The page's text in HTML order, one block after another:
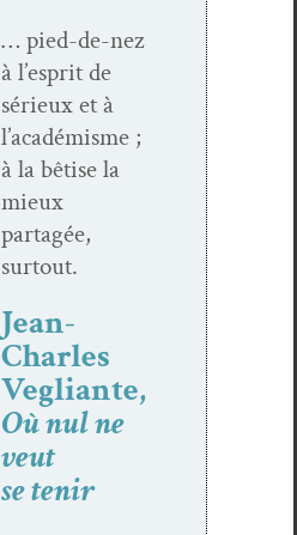
… pied-de-nez
à l’esprit de
sérieux et à
l’académisme ;
à la bêtise la
mieux
partagée,
surtout.
Jean-
Charles
Vegliante,
Où nul ne
veut
se tenir